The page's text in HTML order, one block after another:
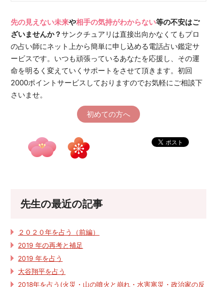
先の見えない未来や相手の気持がわからない等の不安はご
ざいませんか？サンクチュアリは直接出向かなくてもプロ
の占い師にネット上から簡単に申し込める電話占い鑑定サ
ービスです。いつも頑張っているあなたを応援し、その運
命を明るく変えていくサポートをさせて頂きます。初回
2000ポイントサービスしておりますのでお気軽にご相談下
さいませ。
初めての方へ
先生の最近の記事
２０２０年を占う（前編）
2019 年の再考と補足
2019 年を占う
大谷翔平を占う
2018年を占う(火災・山の噴火と崩れ・水害寒災・政治家の反